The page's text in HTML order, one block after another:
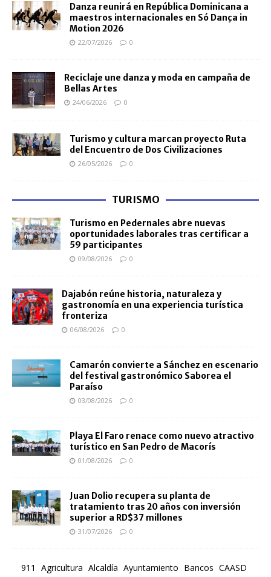
Danza reunirá en República Dominicana a
maestros internacionales en Só Dança in
Motion 2026
22/07/2026 0
Reciclaje une danza y moda en campaña de
Bellas Artes
24/06/2026 0
Turismo y cultura marcan proyecto Ruta
del Encuentro de Dos Civilizaciones
26/05/2026 0
TURISMO
Turismo en Pedernales abre nuevas
oportunidades laborales tras certificar a
59 participantes
09/08/2026 0
Dajabón reúne historia, naturaleza y
gastronomía en una experiencia turística
fronteriza
06/08/2026 0
Camarón convierte a Sánchez en escenario
del festival gastronómico Saborea el
Paraíso
03/08/2026 0
Playa El Faro renace como nuevo atractivo
turístico en San Pedro de Macorís
01/08/2026 0
Juan Dolio recupera su planta de
tratamiento tras 20 años con inversión
superior a RD$37 millones
31/07/2026 0
911 Agricultura Alcaldía Ayuntamiento Bancos CAASD